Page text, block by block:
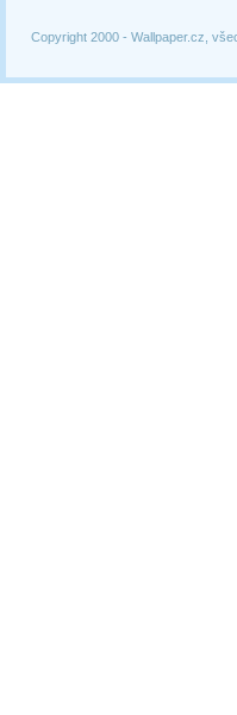
Copyright 2000 - Wallpaper.cz,